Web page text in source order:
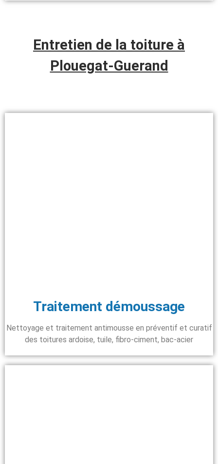
Entretien de la toiture à
Plouegat-Guerand
Traitement démoussage
Nettoyage et traitement antimousse en préventif et curatif
des toitures ardoise, tuile, fibro-ciment, bac-acier